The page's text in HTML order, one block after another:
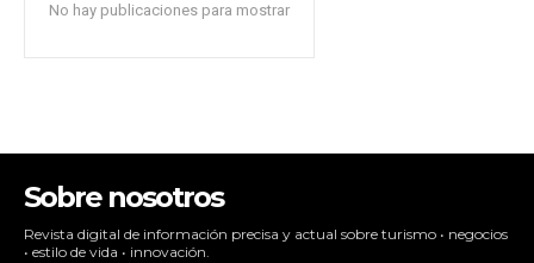
No hay publicaciones para mostrar
Sobre nosotros
Revista digital de información precisa y actual sobre turismo • negocios
• estilo de vida • innovación.